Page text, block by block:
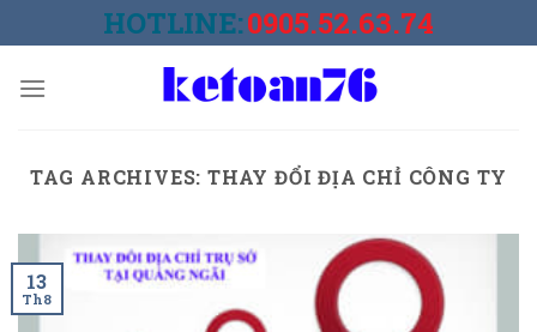
to
HOTLINE:0905.52.63.74
TAG ARCHIVES: THAY ĐỔI ĐỊA CHỈ CÔNG TY
13
Th8